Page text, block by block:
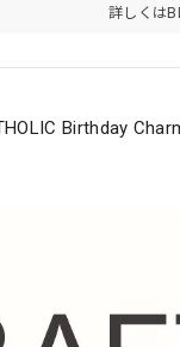
詳しくは
Birthday